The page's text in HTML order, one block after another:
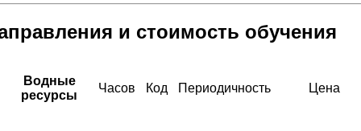
и стоимость обучения
Водные
ресурсы
Часов Код Периодичность Цена